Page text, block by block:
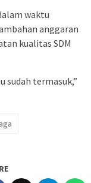
waktu
anggaran
kualitas SDM
sudah termasuk,”